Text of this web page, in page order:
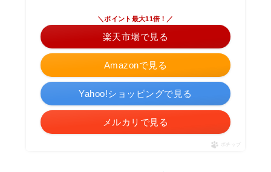
Amazonで見る
＼ポイント最大11倍！／
楽天市場で見る
Yahoo!ショッピングで見る
メルカリで見る
ポチップ